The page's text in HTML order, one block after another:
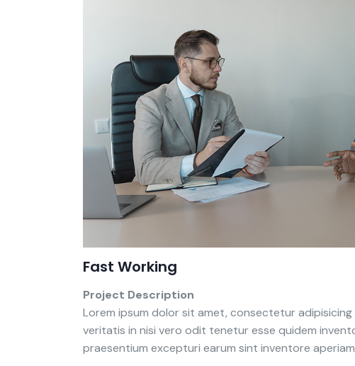
Fast Working
Project Description
Lorem ipsum dolor sit amet, consectetur
veritatis in nisi vero odit tenetur esse quidem
praesentium excepturi earum sint inventore